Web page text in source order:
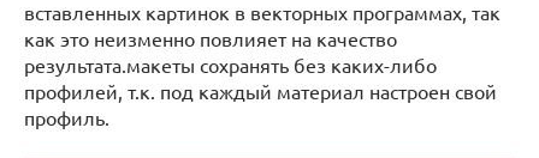
вставленных картинок в векторных программах, так
как это неизменно повлияет на качество
результата.макеты сохранять без каких-либо
профилей, т.к. под каждый материал настроен свой
профиль.